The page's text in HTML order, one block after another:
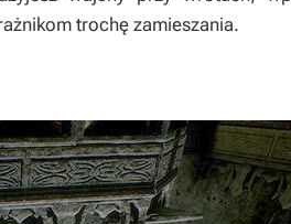
trochę zamieszania.